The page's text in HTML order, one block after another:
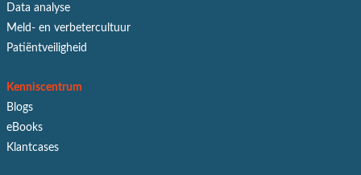
Data analyse
Meld- en verbetercultuur
Patiëntveiligheid
Kenniscentrum
Blogs
eBooks
Klantcases